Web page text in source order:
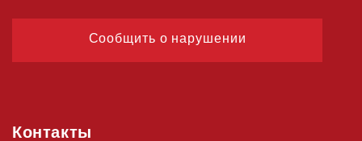
Сообщить о нарушении
Контакты